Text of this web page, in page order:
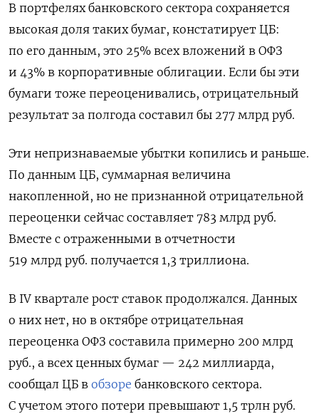
В портфелях банковского сектора сохраняется
высокая доля таких бумаг, констатирует ЦБ:
по его данным, это 25% всех вложений в ОФЗ
и 43% в корпоративные облигации. Если бы эти
бумаги тоже переоценивались, отрицательный
результат за полгода составил бы 277 млрд руб.
Эти непризнаваемые убытки копились и раньше.
По данным ЦБ, суммарная величина
накопленной, но не признанной отрицательной
переоценки сейчас составляет 783 млрд руб.
Вместе с отраженными в отчетности
519 млрд руб. получается 1,3 триллиона.
В IV квартале рост ставок продолжался. Данных
о них нет, но в октябре отрицательная
переоценка ОФЗ составила примерно 200 млрд
руб., а всех ценных бумаг — 242 миллиарда,
сообщал ЦБ в обзоре банковского сектора.
С учетом этого потери превышают 1,5 трлн руб.